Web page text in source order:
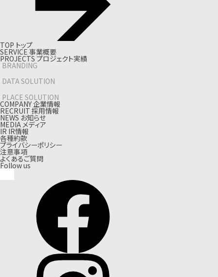
TOP トップ
SERVICE 事業概要
PROJECTS プロジェクト実績
BRANDING
DATA SOLUTION
PLACE SOLUTION
COMPANY企業情報
RECRUIT 採用情報
NEWS お知らせ
MEDIA メディア
IR IR情報
各種約款
プライバシーポリシー
注意事項
よくあるご質問
Follow us